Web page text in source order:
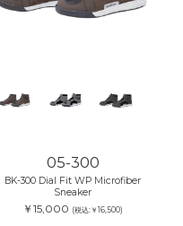
05-300
BK-300 Dial Fit WP Microfiber
Sneaker
￥15,000 (税込:￥16,500)